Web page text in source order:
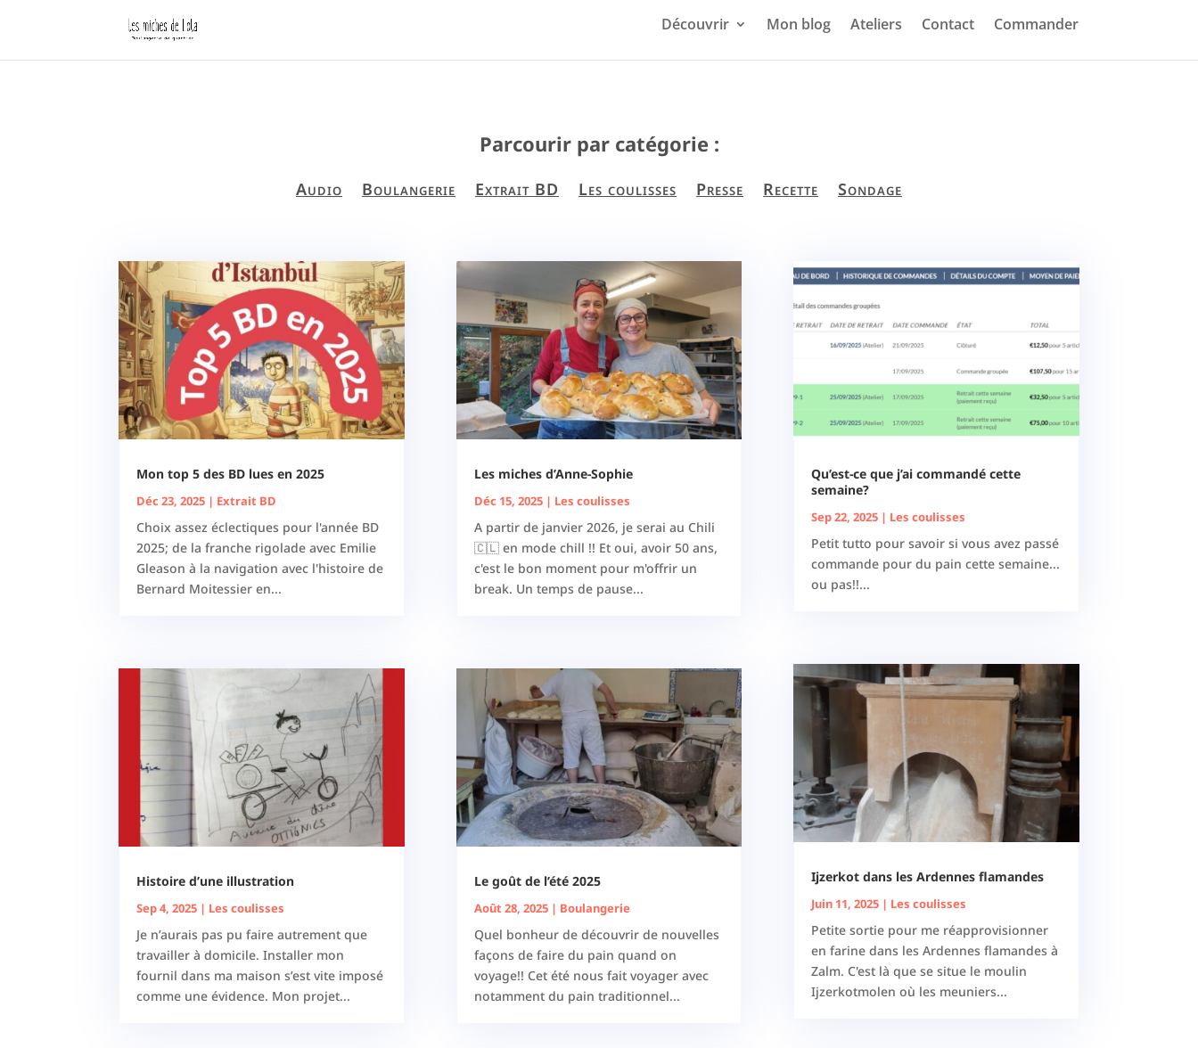
Découvrir Mon blog Ateliers Contact Commander
Parcourir par catégorie :
Audio Boulangerie Extrait BD Les coulisses Presse Recette Sondage
Mon top 5 des BD lues en 2025
Déc 23, 2025 | Extrait BD
Choix assez éclectiques pour l'année BD
2025; de la franche rigolade avec Emilie
Gleason à la navigation avec l'histoire de
Bernard Moitessier en...
Histoire d’une illustration
Sep 4, 2025 | Les coulisses
Je n’aurais pas pu faire autrement que
travailler à domicile. Installer mon
fournil dans ma maison s’est vite imposé
comme une évidence. Mon projet...
Les miches d’Anne-Sophie
Déc 15, 2025| Les coulisses
A partir de janvier 2026, je serai au Chili
🇨🇱 en mode chill !! Et oui, avoir 50 ans,
c'est le bon moment pour m'offrir un
break. Un temps de pause...
Le goût de l’été 2025
Août 28, 2025| Boulangerie
Quel bonheur de découvrir de nouvelles
façons de faire du pain quand on
voyage!! Cet été nous fait voyager avec
notamment du pain traditionnel...
Qu’est-ce que j’ai commandé cette
semaine?
Sep 22, 2025| Les coulisses
Petit tutto pour savoir si vous avez passé
commande pour du pain cette semaine...
ou pas!!...
Ijzerkot dans les Ardennes flamandes
Juin 11, 2025| Les coulisses
Petite sortie pour me réapprovisionner
en farine dans les Ardennes flamandes à
Zalm. C'est là que se situe le moulin
Ijzerkotmolen où les meuniers...